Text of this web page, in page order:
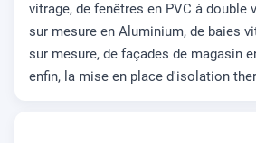
vitrage, de fenêtres en PVC à double
sur mesure en Aluminium, de baies
sur mesure, de façades de magasin
enfin, la mise en place d'isolation